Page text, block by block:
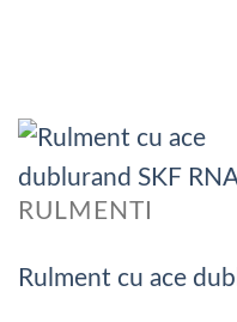
RULMENTI
Rulment cu ace